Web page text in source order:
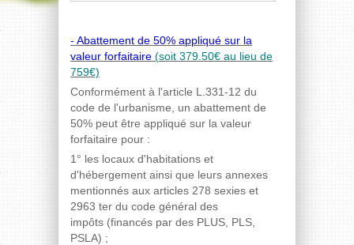
- Abattement de 50% appliqué sur la
valeur forfaitaire (soit 379.50€ au lieu de
759€)
Conformément à l'article L.331-12 du
code de l'urbanisme, un abattement de
50% peut être appliqué sur la valeur
forfaitaire pour :
1° les locaux d'habitations et
d'hébergement ainsi que leurs annexes
mentionnés aux articles 278 sexies et
2963 ter du code général des
impôts (financés par des PLUS, PLS,
PSLA) ;